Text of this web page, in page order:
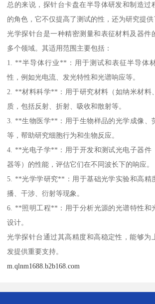
总的来说，探针台卡盘在半导体研发和制造过
的角色，它不仅提高了测试的性，还为研究提供
光学探针台是一种精密测量和表征材料及器件
多个领域。其适用范围主要包括：
1. **半导体行业**：用于测试和表征半导体
性，例如光电流、发光特性和光谱响应等。
2. **材料科学**：用于研究材料（如纳米材料
质，包括反射、折射、吸收和散射等。
3. **生物医学**：用于生物样品的光学成像、
等，帮助研究细胞行为和生物反应。
4. **光电子学**：用于开发和测试光电子器件
器等）的性能，评估它们在不同波长下的响应。
5. **光学学研究**：用于基础光学实验和高精
播、干涉、衍射等现象。
6. **照明工程**：用于分析光源的光谱特性和
设计。
光学探针台通过其高精度和高稳定性，能够为
发提供重要支持。
m.qlnm1688.b2b168.com